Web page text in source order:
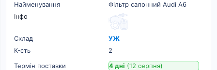
Найменування
Фільтр салонний Audi A6
Інфо
Склад
УЖ
К-cть
2
Термін поставки
4 дні (12 серпня)